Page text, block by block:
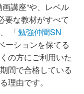
講座“や、レベル
要な教材がすべて
「勉強仲間SN
ーションを保てる
の方にご利用いた
間で合格している
理由です。